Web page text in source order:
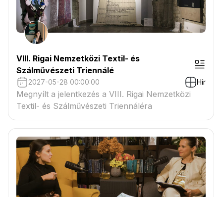
VIII. Rigai Nemzetközi Textil- és
Szálművészeti Triennálé
2027-05-28 00:00:00 Hír
Megnyílt a jelentkezés a VIII. Rigai Nemzetközi
Textil- és Szálművészeti Triennáléra